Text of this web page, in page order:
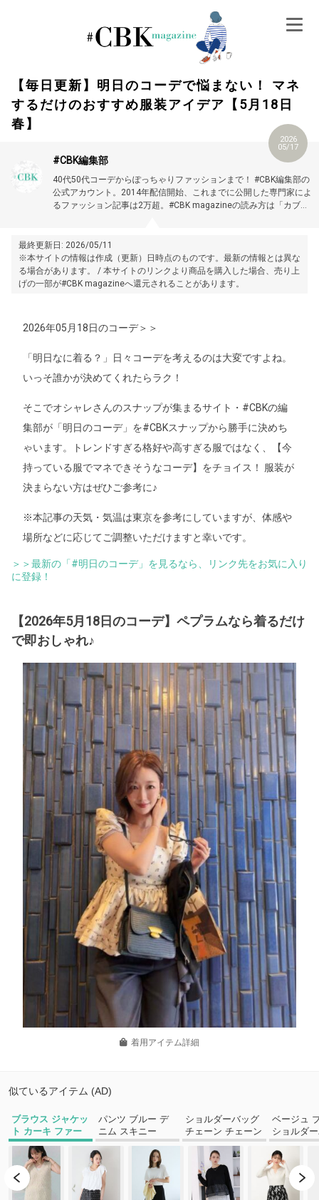
【毎日更新】明日のコーデで悩まない！ マネ
するだけのおすすめ服装アイデア【5月18日
春】
2026
05/17
#CBK編集部
40代50代コーデからぽっちゃりファッションまで！ #CBK編集部の
公式アカウント。2014年配信開始、これまでに公開した専門家によ
るファッション記事は2万超。#CBK magazineの読み方は「カブキ
最終更新日: 2026/05/11
※本サイトの情報は作成（更新）日時点のものです。最新の情報とは異な
る場合があります。 / 本サイトのリンクより商品を購入した場合、売り上
げの一部が#CBK magazineへ還元されることがあります。
2026年05月18日のコーデ＞＞
「明日なに着る？」日々コーデを考えるのは大変ですよね。
いっそ誰かが決めてくれたらラク！
そこでオシャレさんのスナップが集まるサイト・#CBKの編
集部が「明日のコーデ」を#CBKスナップから勝手に決めち
ゃいます。トレンドすぎる格好や高すぎる服ではなく、【今
持っている服でマネできそうなコーデ】をチョイス！ 服装が
決まらない方はぜひご参考に♪
※本記事の天気・気温は東京を参考にしていますが、体感や
場所などに応じてご調整いただけますと幸いです。
＞＞最新の「#明日のコーデ」を見るなら、リンク先をお気に入り
に登録！
【2026年5月18日のコーデ】ペプラムなら着るだけ
で即おしゃれ♪
着用アイテム詳細